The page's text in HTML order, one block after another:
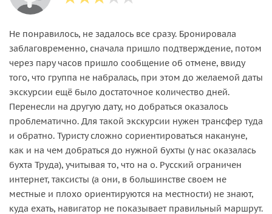
Не понравилось, не задалось все сразу. Бронировала
заблаговременно, сначала пришло подтверждение, потом
через пару часов пришло сообщение об отмене, ввиду
того, что группа не набралась, при этом до желаемой даты
экскурсии ещё было достаточное количество дней.
Перенесли на другую дату, но добраться оказалось
проблематично. Для такой экскурсии нужен трансфер туда
и обратно. Туристу сложно сориентироваться накануне,
как и на чем добраться до нужной бухты (у нас оказалась
бухта Труда), учитывая то, что на о. Русский ограничен
интернет, таксисты (а они, в большинстве своем не
местные и плохо ориентируются на местности) не знают,
куда ехать, навигатор не показывает правильный маршрут.